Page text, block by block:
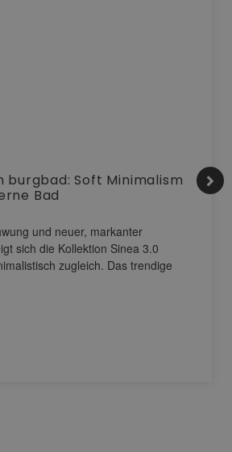
burgbad: Soft Minimalism
Bad
und neuer, markanter
sich die Kollektion Sinea 3.0
zugleich. Das trendige